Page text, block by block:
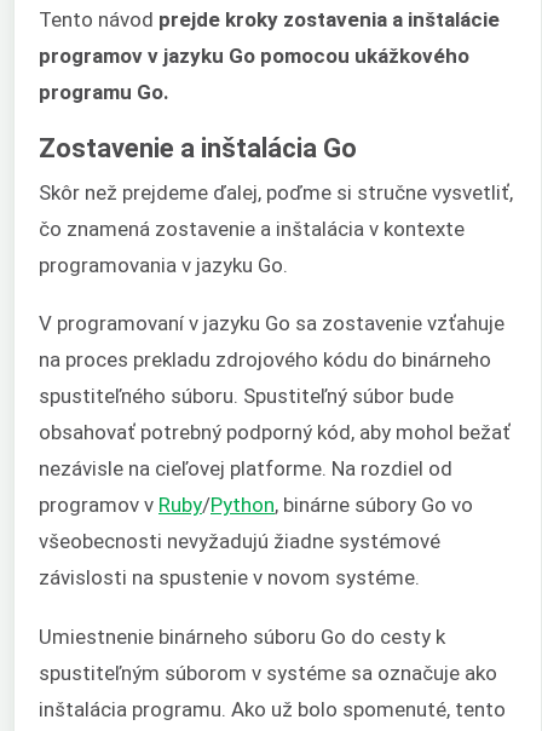
Tento návod prejde kroky zostavenia a inštalácie
programov v jazyku Go pomocou ukážkového
programu Go.
Zostavenie a inštalácia Go
Skôr než prejdeme ďalej, poďme si stručne vysvetliť,
čo znamená zostavenie a inštalácia v kontexte
programovania v jazyku Go.
V programovaní v jazyku Go sa zostavenie vzťahuje
na proces prekladu zdrojového kódu do binárneho
spustiteľného súboru. Spustiteľný súbor bude
obsahovať potrebný podporný kód, aby mohol bežať
nezávisle na cieľovej platforme. Na rozdiel od
programov v Ruby/Python, binárne súbory Go vo
všeobecnosti nevyžadujú žiadne systémové
závislosti na spustenie v novom systéme.
Umiestnenie binárneho súboru Go do cesty k
spustiteľným súborom v systéme sa označuje ako
inštalácia programu. Ako už bolo spomenuté, tento